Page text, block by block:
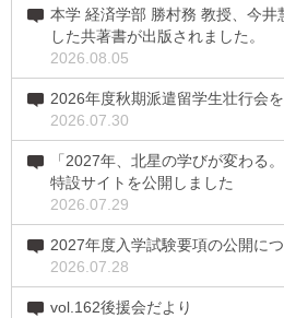
本学 経済学部 勝村務 教授、今井
した共著書が出版されました。
2026.08.05
2026年度秋期派遣留学生壮行会
2026.07.30
「2027年、北星の学びが変わる
特設サイトを公開しました
2026.07.29
2027年度入学試験要項の公開につ
2026.07.28
vol.162後援会だより